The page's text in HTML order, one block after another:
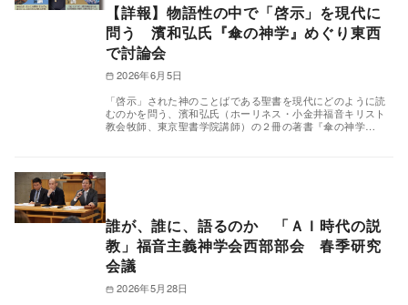
【詳報】物語性の中で「啓示」を現代に
問う 濱和弘氏『傘の神学』めぐり東西
で討論会
2026年6月5日
「啓示」された神のことばである聖書を現代にどのように読
むのかを問う、濱和弘氏（ホーリネス・小金井福音キリスト
教会牧師、東京聖書学院講師）の２冊の著書『傘の神学…
誰が、誰に、語るのか 「ＡＩ時代の説
教」福音主義神学会西部部会 春季研究
会議
2026年5月28日